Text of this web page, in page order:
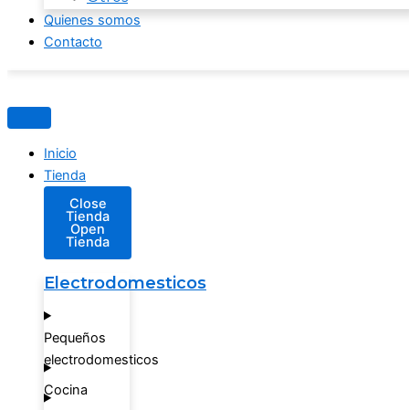
Quienes somos
Contacto
Inicio
Tienda
Close
Tienda
Open
Tienda
Electrodomesticos
Pequeños
electrodomesticos
Cocina